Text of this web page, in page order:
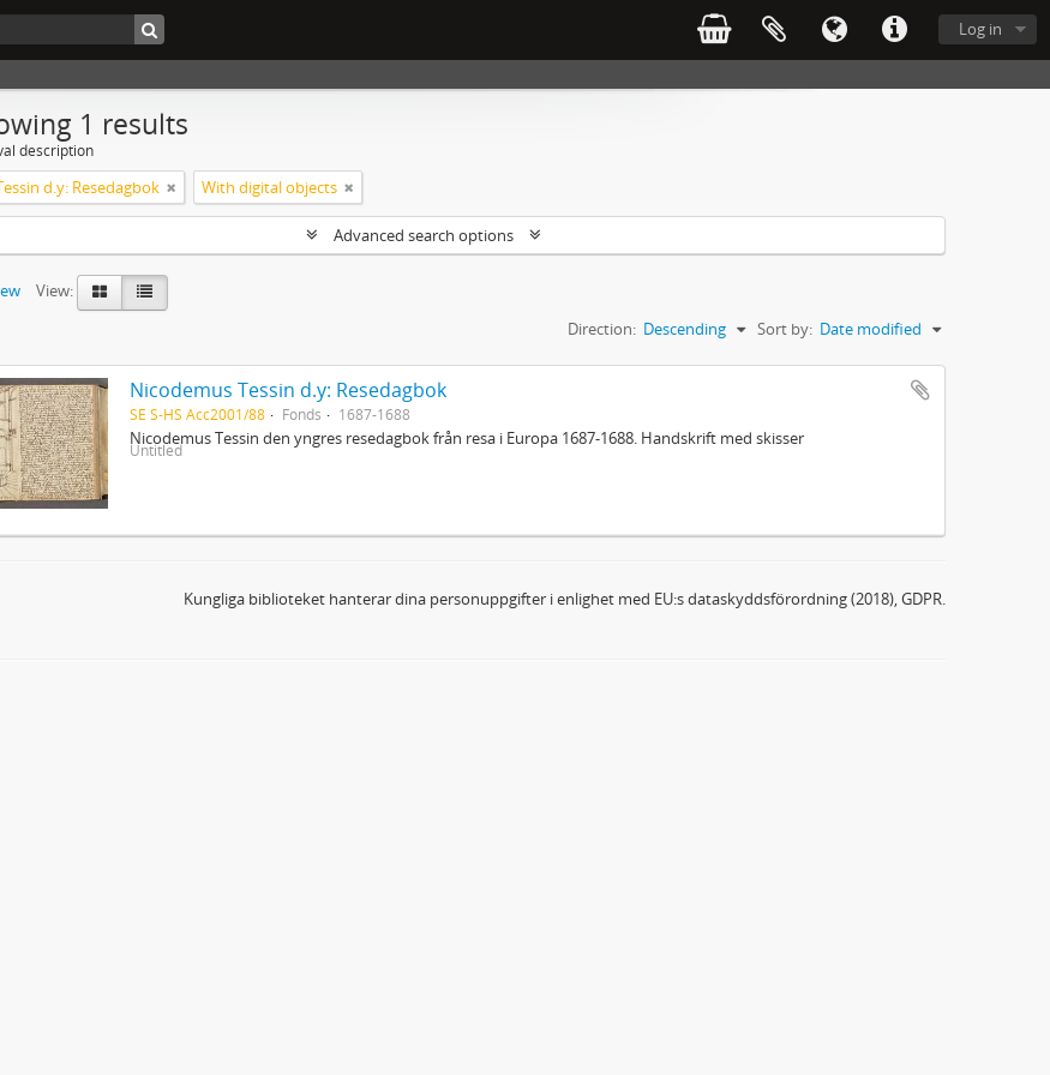
Log in
1 results
description
d.y: Resedagbok With digital objects
Advanced search options
View:
Sort by: Date modified
Direction: Descending
Nicodemus Tessin d.y: Resedagbok
SE S-HS Acc2001/88 Fonds 1687-1688
Nicodemus Tessin den yngres resedagbok från resa i Europa 1687-1688. Handskrift med skisser
Untitled
Kungliga biblioteket hanterar dina personuppgifter i enlighet med EU:s dataskyddsförordning (2018), GDPR.